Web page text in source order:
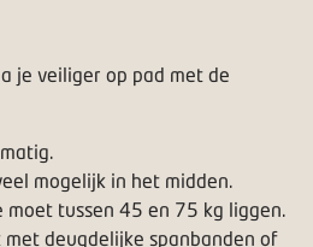
je veiliger op pad met de
mogelijk in het midden.
moet tussen 45 en 75 kg liggen.
deugdelijke spanbanden of